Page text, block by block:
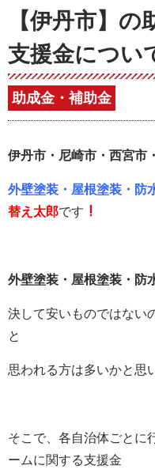
【伊丹市】
支援金につい
助成金・補助金
伊丹市・尼崎市・西宮市
外壁塗装・屋根塗装・防
替え太郎です
外壁塗装・屋根塗装・防
決して安いものではない
と
思われる方は多いかと思
そこで、各自治体ごとに
ームに関する支援金